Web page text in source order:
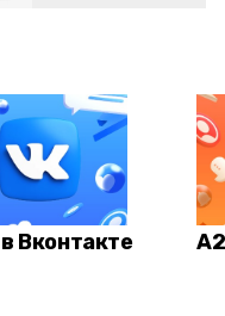
Вконтакте